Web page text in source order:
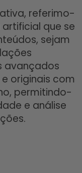
referimo-
que se
sejam
avançados
originais com
permitindo-
e análise